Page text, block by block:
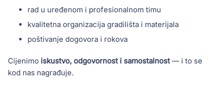
rad u uređenom i profesionalnom timu
kvalitetna organizacija gradilišta i materijala
poštivanje dogovora i rokova
Cijenimo iskustvo, odgovornost i samostalnost— i to se
kod nas nagrađuje.